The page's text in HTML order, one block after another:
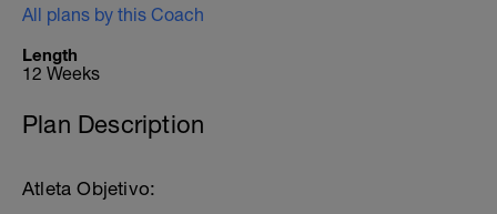
All plans by this Coach
Length
12 Weeks
Plan Description
Atleta Objetivo: